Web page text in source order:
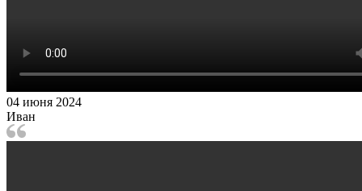
04 июня 2024
Иван